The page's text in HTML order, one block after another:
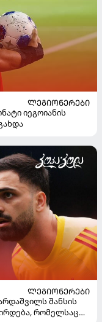
ᲚᲔᲒᲘᲝᲜᲔᲠᲔᲑᲘ
იეგოიანის
ᲚᲔᲒᲘᲝᲜᲔᲠᲔᲑᲘ
შანსის
რომელსაც